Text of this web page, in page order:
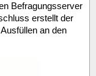
Befragungsserver
erstellt der
an den